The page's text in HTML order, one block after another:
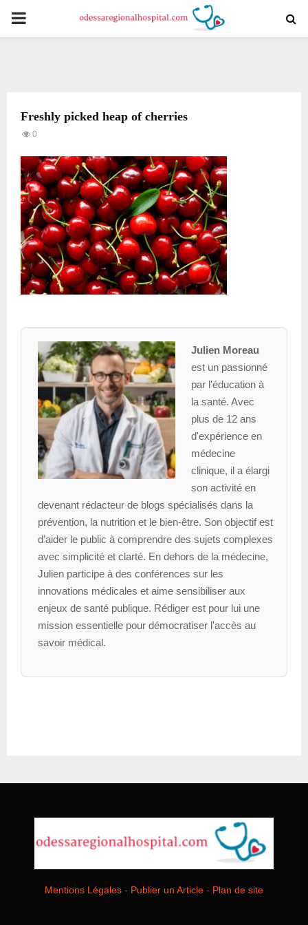
PRIMARY
Freshly picked heap of cherries
0
Julien Moreau
est un passionné
par l'éducation à
la santé. Avec
plus de 12 ans
d'expérience en
médecine
clinique, il a élargi
son activité en
devenant rédacteur de blogs spécialisés dans la
prévention, la nutrition et le bien-être. Son objectif est
d’aider le public à comprendre des sujets complexes
avec simplicité et clarté. En dehors de la médecine,
Julien participe à des conférences sur les
innovations médicales et aime sensibiliser aux
enjeux de santé publique. Rédiger est pour lui une
mission essentielle pour démocratiser l'accès au
savoir médical.
Mentions Légales - Publier un Article - Plan de site